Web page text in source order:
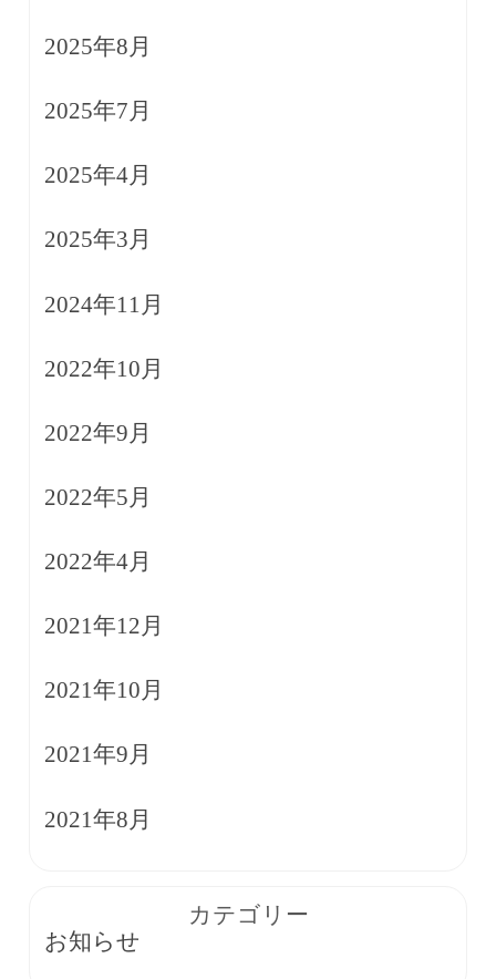
2025年8月
2025年7月
2025年4月
2025年3月
2024年11月
2022年10月
2022年9月
2022年5月
2022年4月
2021年12月
2021年10月
2021年9月
2021年8月
カテゴリー
お知らせ